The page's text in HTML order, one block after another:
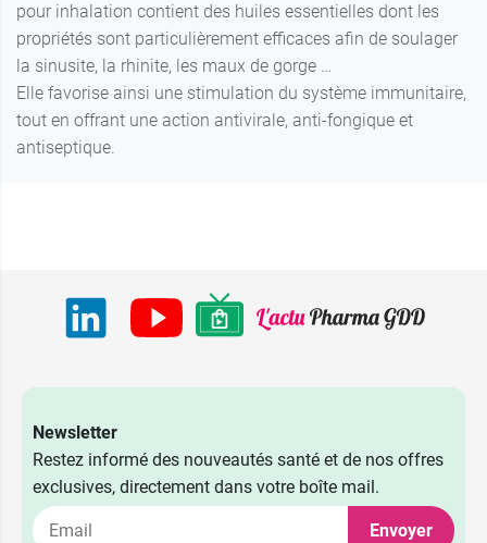
pour inhalation contient des huiles essentielles dont les
propriétés sont particulièrement efficaces afin de soulager
la sinusite, la rhinite, les maux de gorge …
Elle favorise ainsi une stimulation du système immunitaire,
tout en offrant une action antivirale, anti-fongique et
antiseptique.
Newsletter
Restez informé des nouveautés santé et de nos offres
exclusives, directement dans votre boîte mail.
Envoyer